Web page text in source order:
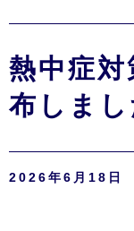
熱中症
布しまし
2026年6月18日